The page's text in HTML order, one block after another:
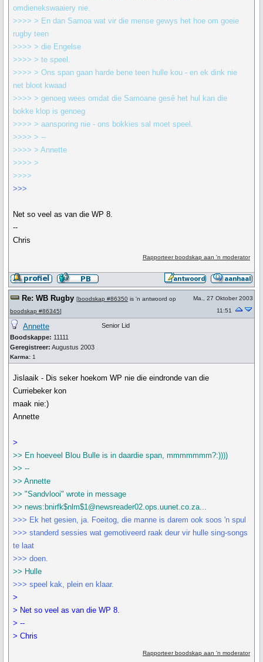
omdienekswaaiery nie.
>>>> > En dan Samoa wat vir die mense gewys het hoe om goeie
rugby teen
>>>> > die Engelse
>>>> > te speel.
>>>> > Ons span gaan harde bene teen hulle kou - en ek dink nie
net bloot kwaad
>>>> > genoeg wees omdat die Samoane gesê het hul kan die
bokke klop is genoeg
>>>> > aansporing nie - ons bokkies sal moet speel.
>>>> > --
>>>> > Annette
>>>> >
>>>>
>>>
Net so veel as van die WP 8.
--
Chris
Rapporteer boodskap aan 'n moderator
Re: WB Rugby [boodskap #86350 is 'n antwoord op
boodskap #86345]
Ma., 27 Oktober 2003
11:51
Annette
Boodskappe: 11111
Geregistreer: Augustus 2003
Karma: 1
Senior Lid
Jislaaik - Dis seker hoekom WP nie die eindronde van die
Curriebeker kon
maak nie:)
Annette
>
>> En hoeveel Blou Bulle is in daardie span, mmmmmmm?:))))
>> --
>> Annette
>> "Sandvlooi" wrote in message
>> news:bnirfk$nlm$1@newsreader02.ops.uunet.co.za...
>>> Ek het gesien, ja. Foeitog, die manne is darem ook soos 'n spul
>>> standerd sessies wat gemotiveerd raak deur vir hulle sing-songs
te laat
>>> doen.
>> Hulle
>>> speel kak, plein en klaar.
>
> Net so veel as van die WP 8.
> --
> Chris
Rapporteer boodskap aan 'n moderator